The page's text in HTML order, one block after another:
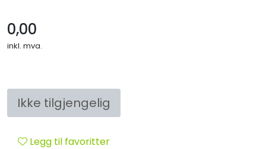
0,00
inkl. mva.
Ikke tilgjengelig
Legg til favoritter
Verktøy